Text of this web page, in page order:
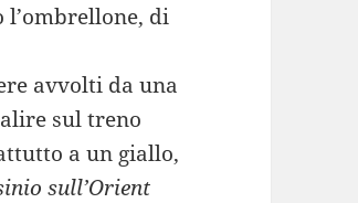
l’ombrellone, di
avvolti da una
sul treno
a un giallo,
sull’Orient